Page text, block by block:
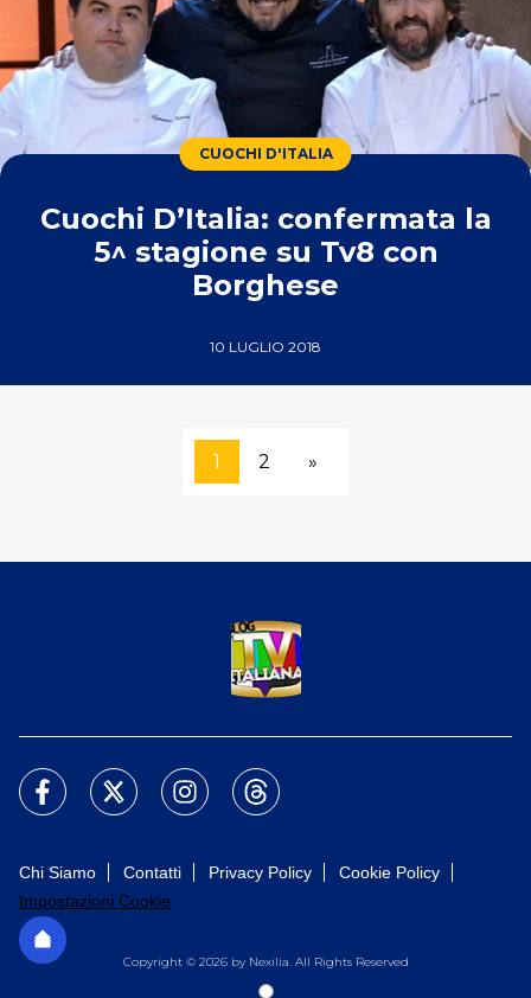
CUOCHI D'ITALIA
Cuochi D’Italia: confermata la
5^ stagione su Tv8 con
Borghese
10 LUGLIO 2018
1 2 »
Chi Siamo Contatti Privacy Policy
Cookie Policy
Impostazioni Cookie
Copyright © 2026 by Nexilia. All Rights Reserved